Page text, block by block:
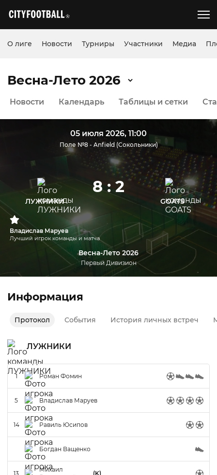
О лиге Новости Турниры Участники Медиа
Весна-Лето 2026
Новости Календарь Таблицы и сетки
05 июля 2026, 11:00
Поле №8 - Anfield (Сокольники)
ЛУЖНИКИ
8 : 2
GOATS
Владислав Маруев
Лучший игрок команды и матча
Весна-Лето 2026
Первый Дивизион
Информация
Протокол События История личных встреч
ЛУЖНИКИ
1 Роман Фомин
5 Владислав Маруев
14 Равиль Юсипов
Богдан Ващенко
13
Михаил
(K)